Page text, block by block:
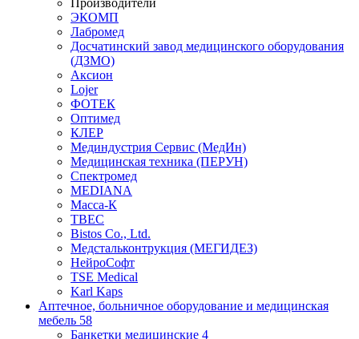
ЭКОМП
Лабромед
Досчатинский завод медицинского оборудования
(ДЗМО)
Аксион
Lojer
ФОТЕК
Оптимед
КЛЕР
Мединдустрия Сервис (МедИн)
Медицинская техника (ПЕРУН)
Спектромед
MEDIANA
Масса-К
ТВЕС
Bistos Co., Ltd.
Медстальконтрукция (МЕГИДЕЗ)
НейроСофт
TSE Medical
Karl Kaps
Аптечное, больничное оборудование и медицинская
мебель 58
Банкетки медицинские 4